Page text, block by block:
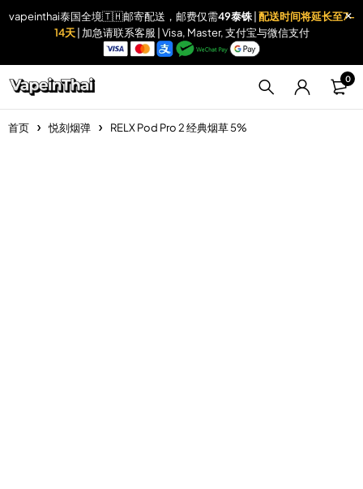
vapeinthai泰国全境🇹🇭邮寄配送，邮费仅需49泰铢| 配送时间将延长至7-
14天 | 加急请联系客服 | Visa, Master, 支付宝与微信支付
0
首页 悦刻烟弹 RELX Pod Pro 2 经典烟草 5%